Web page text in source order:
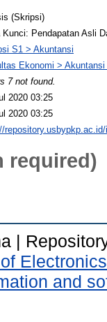
(Skripsi)
Kunci: Pendapatan Asli
S1 > Akuntansi
Ekonomi > Akuntansi
7 not found.
2020 03:25
2020 03:25
required)
|
and